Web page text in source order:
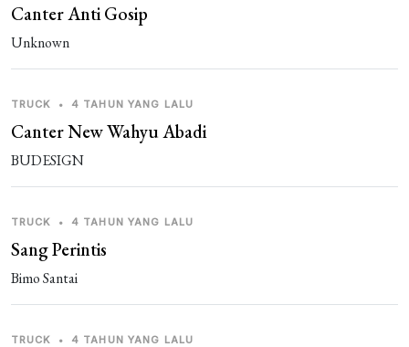
7877026354
guest_564432 3 bulan yang lalu
[ganti nama
guest_767635 3 bulan yang lalu
game downloading karvani
guest_1062345
jatin
Canter Anti Gosip
Unknown
TRUCK • 4 TAHUN YANG LALU
Canter New Wahyu Abadi
BUDESIGN
TRUCK • 4 TAHUN YANG LALU
Sang Perintis
Bimo Santai
TRUCK • 4 TAHUN YANG LALU